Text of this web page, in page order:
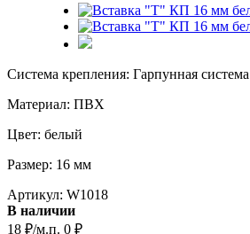
Система крепления: Гарпунная система
Материал: ПВХ
Цвет: белый
Размер: 16 мм
Артикул: W1018
В наличии
18 ₽/м.п. 0 ₽